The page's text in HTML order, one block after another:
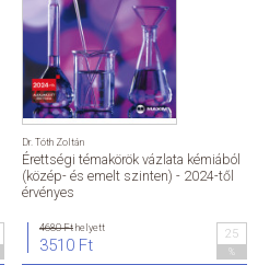
Dr. Tóth Zoltán
Érettségi témakörök vázlata kémiából
(közép- és emelt szinten) - 2024-től
érvényes
4680 Fthelyett
3510 Ft
25